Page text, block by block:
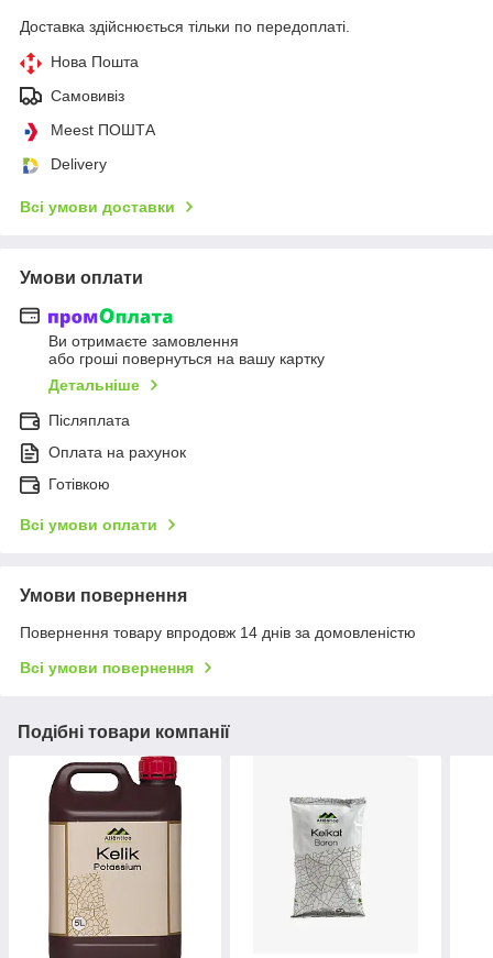
Доставка здійснюється тільки по передоплаті.
Нова Пошта
Самовивіз
Meest ПОШТА
Delivery
Всі умови доставки
Умови оплати
Ви отримаєте замовлення
або гроші повернуться на вашу картку
Детальніше
Післяплата
Оплата на рахунок
Готівкою
Всі умови оплати
Умови повернення
Повернення товару впродовж 14 днів за домовленістю
Всі умови повернення
Подібні товари компанії